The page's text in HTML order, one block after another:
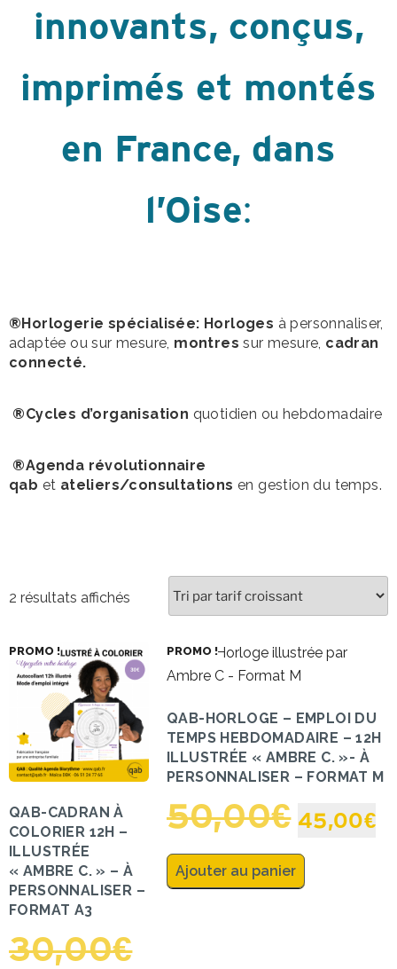
innovants, conçus,
imprimés et montés
en France, dans
l’Oise:
®Horlogerie spécialisée: Horloges à personnaliser,
adaptée ou sur mesure, montressur mesure, cadran
connecté.
®Cycles d’organisation quotidien ou hebdomadaire
®Agenda révolutionnaire
qab et ateliers/consultations en gestion du temps.
2 résultats affichés
PROMO !
QAB-CADRAN À
COLORIER 12H –
ILLUSTRÉE
« AMBRE C. » – À
PERSONNALISER –
FORMAT A3
30,00€
PROMO !
QAB-HORLOGE – EMPLOI DU
TEMPS HEBDOMADAIRE – 12H
ILLUSTRÉE « AMBRE C. »- À
PERSONNALISER – FORMAT M
50,00€ 45,00€
Ajouter au panier